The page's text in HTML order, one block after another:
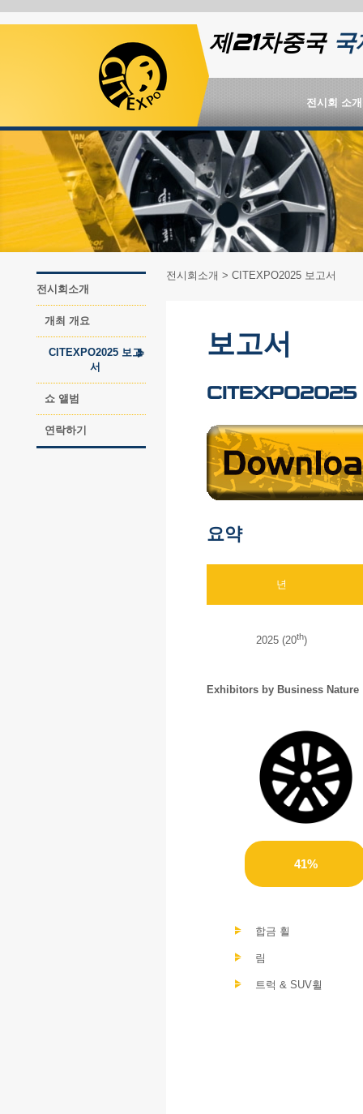
제21차중국 국
전시회 소개
전시회소개
개최 개요
CITEXPO2025 보고
서
쇼 앨범
연락하기
전시회소개 > CITEXPO2025 보고서
보고서
CITEXPO2025
요약
년
2025 (20th)
Exhibitors by Business Nature
41%
합금 휠
림
트럭 & SUV휠